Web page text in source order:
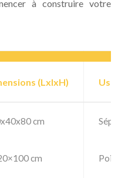
à construire votre
(LxlxH)
cm
cm